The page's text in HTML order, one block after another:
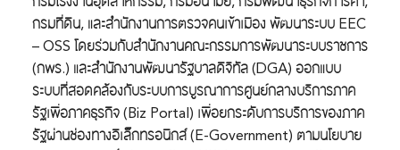
กรมที่ดิน, และสำนักงานการตรวจคนเข้าเมือง พัฒนาระบบ EEC
– OSS โดยร่วมกับสำนักงานคณะกรรมการพัฒนาระบบราชการ
(กพร.) และสำนักงานพัฒนารัฐบาลดิจิทัล (DGA) ออกแบบ
ระบบที่สอดคล้องกับระบบการบูรณาการศูนย์กลางบริการภาค
รัฐเพื่อภาคธุรกิจ (Biz Portal) เพื่อยกระดับการบริการของภาค
รัฐผ่านช่องทางอิเล็กทรอนิกส์ (E-Government) ตามนโยบาย